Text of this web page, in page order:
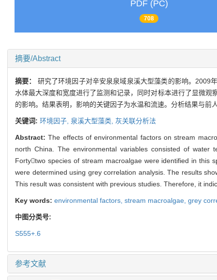
PDF (PC)
708
摘要/Abstract
摘要： 研究了环境因子对辛安泉泉域泉溪大型藻类的影响。2009
水体最大深度和宽度进行了监测和记录，同时对标本进行了显微
的影响。结果表明，影响的关键因子为水温和流速。分析结果与
关键词: 环境因子, 泉溪大型藻类, 灰关联分析法
Abstract:The effects of environmental factors on stream
north China. The environmental variables consisted of water
Fortytwo species of stream macroalgae were identified in this
were determined using grey correlation analysis. The results
This result was consistent with previous studies. Therefore, it
Key words: environmental factors, stream macroalgae, grey
中图分类号:
S555+.6
参考文献